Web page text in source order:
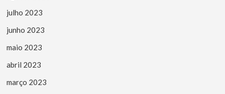
julho 2023
junho 2023
maio 2023
abril 2023
março 2023